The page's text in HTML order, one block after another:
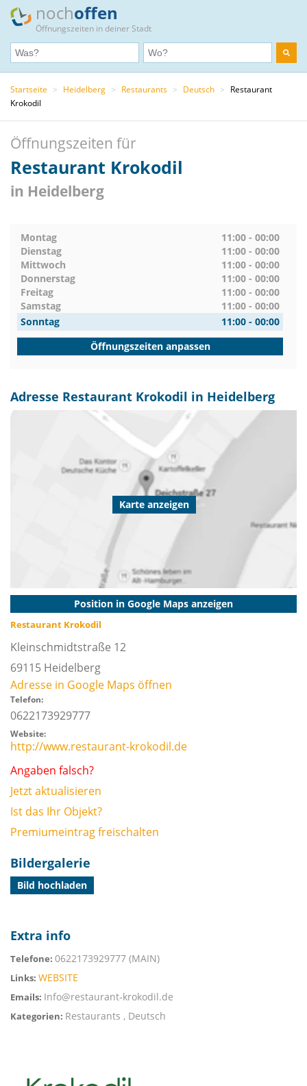
nochoffen
Öffnungszeiten in deiner Stadt
Startseite > Heidelberg > Restaurants > Deutsch > Restaurant
Krokodil
Öffnungszeiten für
Restaurant Krokodil
in Heidelberg
Montag
11:00 - 00:00
Dienstag
11:00 - 00:00
Mittwoch
11:00 - 00:00
Donnerstag
11:00 - 00:00
Freitag
11:00 - 00:00
Samstag
11:00 - 00:00
Sonntag
11:00 - 00:00
Öffnungszeiten anpassen
Adresse Restaurant Krokodil in Heidelberg
Karte anzeigen
Position in Google Maps anzeigen
Restaurant Krokodil
Kleinschmidtstraße 12
69115 Heidelberg
Adresse in Google Maps öffnen
Telefon:
0622173929777
Website:
http://www.restaurant-krokodil.de
Angaben falsch?
Jetzt aktualisieren
Ist das Ihr Objekt?
Premiumeintrag freischalten
Bildergalerie
Bild hochladen
Extra info
Telefone: 0622173929777 (MAIN)
Links: WEBSITE
Emails: Info@restaurant-krokodil.de
Kategorien: Restaurants , Deutsch